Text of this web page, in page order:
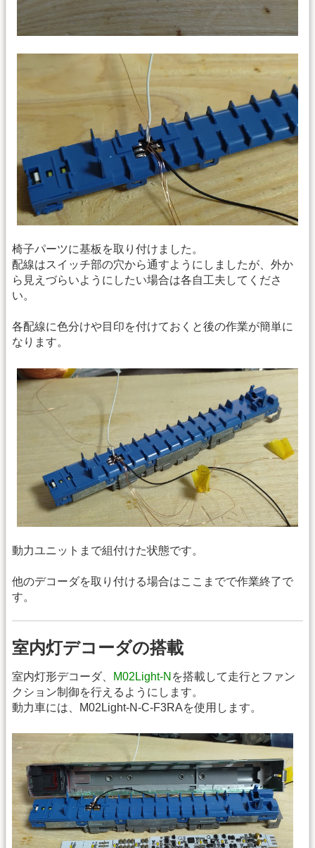
椅子パーツに基板を取り付けました。
配線はスイッチ部の穴から通すようにしましたが、外か
ら見えづらいようにしたい場合は各自工夫してくださ
い。
各配線に色分けや目印を付けておくと後の作業が簡単に
なります。
動力ユニットまで組付けた状態です。
他のデコーダを取り付ける場合はここまでで作業終了で
す。
室内灯デコーダの搭載
室内灯形デコーダ、 M02Light-N を搭載して走行とファン
クション制御を行えるようにします。
動力車には、M02Light-N-C-F3RAを使用します。